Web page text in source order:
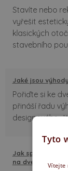
Stavíte nebo
vyřešit
klasických
stavebního
Jaké jsou
Pořiďte si ke
přináší řadu
designového,
Jak správně
na dveřní křídlo
Tyto
Vítejte